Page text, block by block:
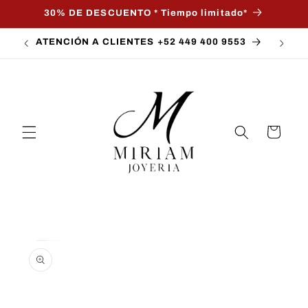
directamente
al contenido
30% DE DESCUENTO * Tiempo limitado*
ATENCIÓN A CLIENTES +52 449 400 9553
Carrito
directamente
información